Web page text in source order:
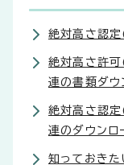
絶対高さ認
絶対高さ許
連の書類ダウ
絶対高さ認
連のダウンロ
知っておき